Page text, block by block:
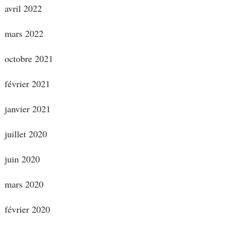
avril 2022
mars 2022
octobre 2021
février 2021
janvier 2021
juillet 2020
juin 2020
mars 2020
février 2020